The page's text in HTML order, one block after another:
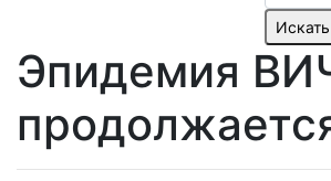
Эпидемия